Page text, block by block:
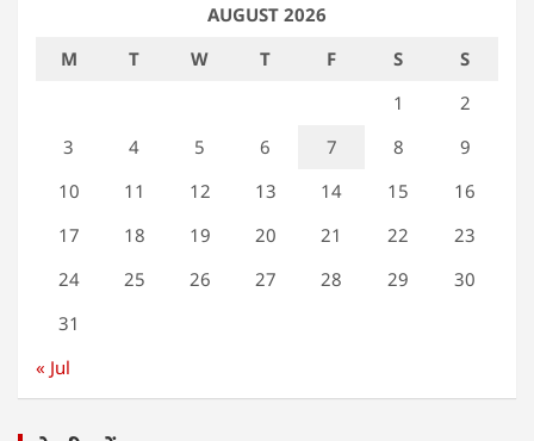
AUGUST 2026
M
T W T F S
S
1
2
3
4 5 6 7 8
9
10
11 12 13 14 15
16
17
18 19 20 21 22
23
24
25 26 27 28 29
30
31
« Jul